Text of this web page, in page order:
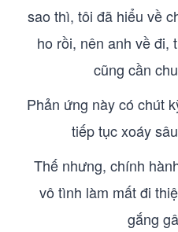
sao thì, tôi đã hiểu về
ho rồi, nên anh về đi,
cũng cần
Phản ứng này có chút
tiếp tục xoáy
Thế nhưng, chính
vô tình làm mất đi
gắng